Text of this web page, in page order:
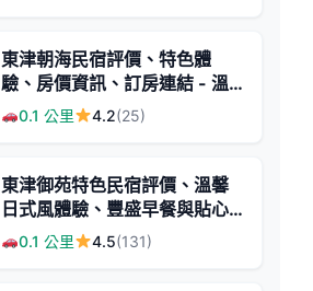
東津朝海民宿評價、特色體
驗、房價資訊、訂房連結 - 溫
馨舒適的家庭式旅宿
0.1 公里 4.2(25)
東津御苑特色民宿評價、溫馨
日式風體驗、豐盛早餐與貼心
服務 - 靜謐舒適好眠
0.1 公里 4.5(131)